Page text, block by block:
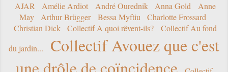
AJAR Amélie Ardiot André Ourednik Anna Gold
Anne
May
Arthur Brügger Bessa Myftiu
Charlotte Frossard
Christian Dick
Collectif A quoi rêvent-ils?
Collectif Au fond
du jardin...
Collectif Avouez que c'est